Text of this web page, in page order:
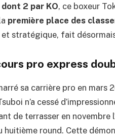
2 par KO, ce boxeur
première place des
stratégique, fait
pro express
sa carrière pro en mars
n’a cessé
de terrasser en novembre
huitième round. Cette